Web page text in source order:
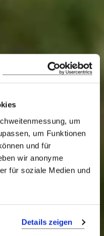
um
um Funktionen
und für
wir anonyme
für soziale Medien und
Details zeigen
Kwande